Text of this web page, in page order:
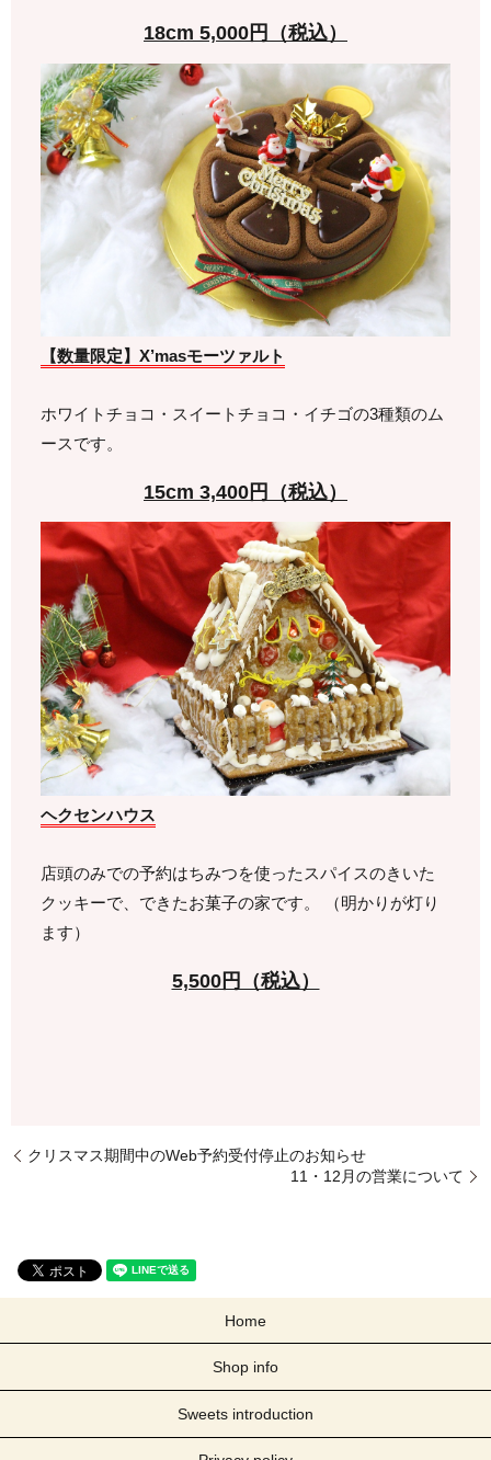
18cm 5,000円（税込）
【数量限定】X’masモーツァルト
ホワイトチョコ・スイートチョコ・イチゴの3種類のム
ースです。
15cm 3,400円（税込）
ヘクセンハウス
店頭のみでの予約はちみつを使ったスパイスのきいた
クッキーで、できたお菓子の家です。 （明かりが灯り
ます）
5,500円（税込）
クリスマス期間中のWeb予約受付停止のお知らせ
11・12月の営業について
Home
Shop info
Sweets introduction